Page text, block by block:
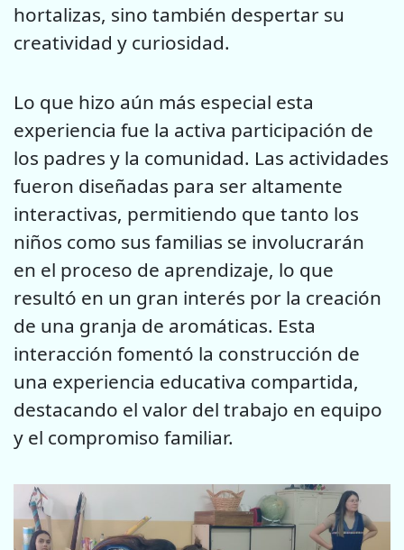
hortalizas, sino también despertar su
creatividad y curiosidad.
Lo que hizo aún más especial esta
experiencia fue la activa participación de
los padres y la comunidad. Las actividades
fueron diseñadas para ser altamente
interactivas, permitiendo que tanto los
niños como sus familias se involucrarán
en el proceso de aprendizaje, lo que
resultó en un gran interés por la creación
de una granja de aromáticas. Esta
interacción fomentó la construcción de
una experiencia educativa compartida,
destacando el valor del trabajo en equipo
y el compromiso familiar.